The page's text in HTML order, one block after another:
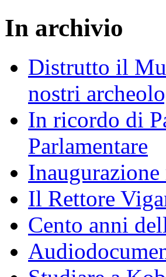
In archivio
Distrutto il
nostri
In ricordo di
Parlamentare
Il Rettore
Cento anni